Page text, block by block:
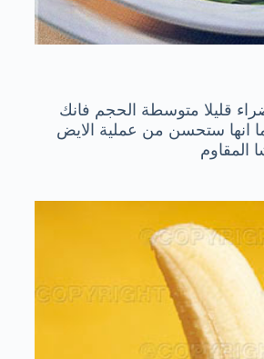
قليلا متوسطة الحجم فانك
انها ستحسن من عملية الايض